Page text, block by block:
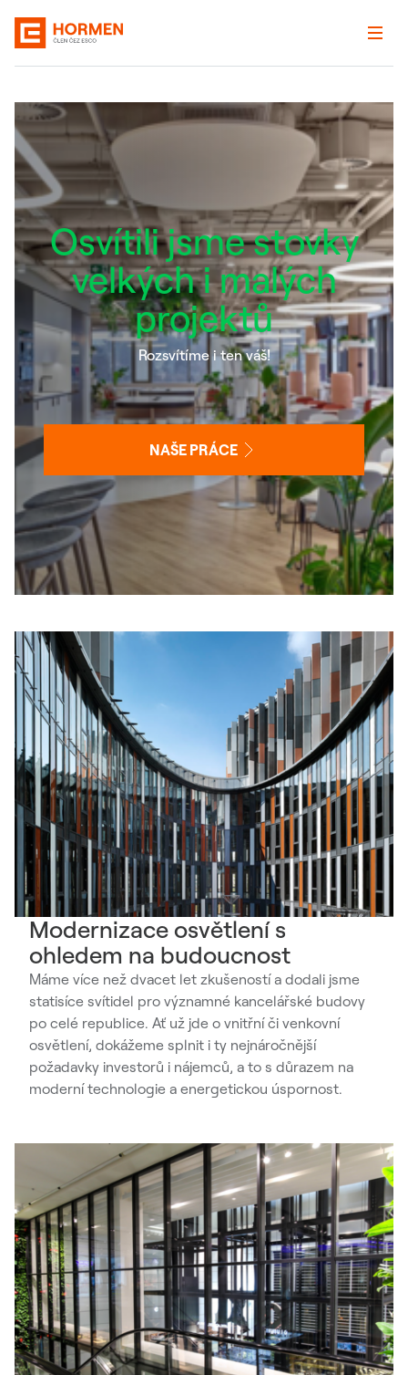
Osvítili jsme stovky
velkých i malých
projektů
Rozsvítíme i ten váš!
NAŠE PRÁCE
Modernizace osvětlení s
ohledem na budoucnost
Máme více než dvacet let zkušeností a dodali jsme
statisíce svítidel pro významné kancelářské budovy
po celé republice. Ať už jde o vnitřní či venkovní
osvětlení, dokážeme splnit i ty nejnáročnější
požadavky investorů i nájemců, a to s důrazem na
moderní technologie a energetickou úspornost.